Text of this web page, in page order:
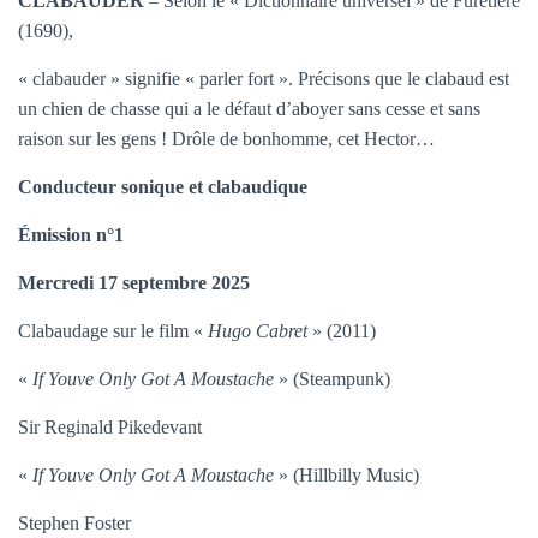
(1690),
« clabauder » signifie « parler fort ». Précisons que le clabaud est
un chien de chasse qui a le défaut d’aboyer sans cesse et sans
raison sur les gens ! Drôle de bonhomme, cet Hector…
Conducteur sonique et clabaudique
Émission n°1
Mercredi 17 septembre 2025
Clabaudage sur le film « Hugo Cabret» (2011)
« If Youve Only Got A Moustache » (Steampunk)
Sir Reginald Pikedevant
« If Youve Only Got A Moustache » (Hillbilly Music)
Stephen Foster